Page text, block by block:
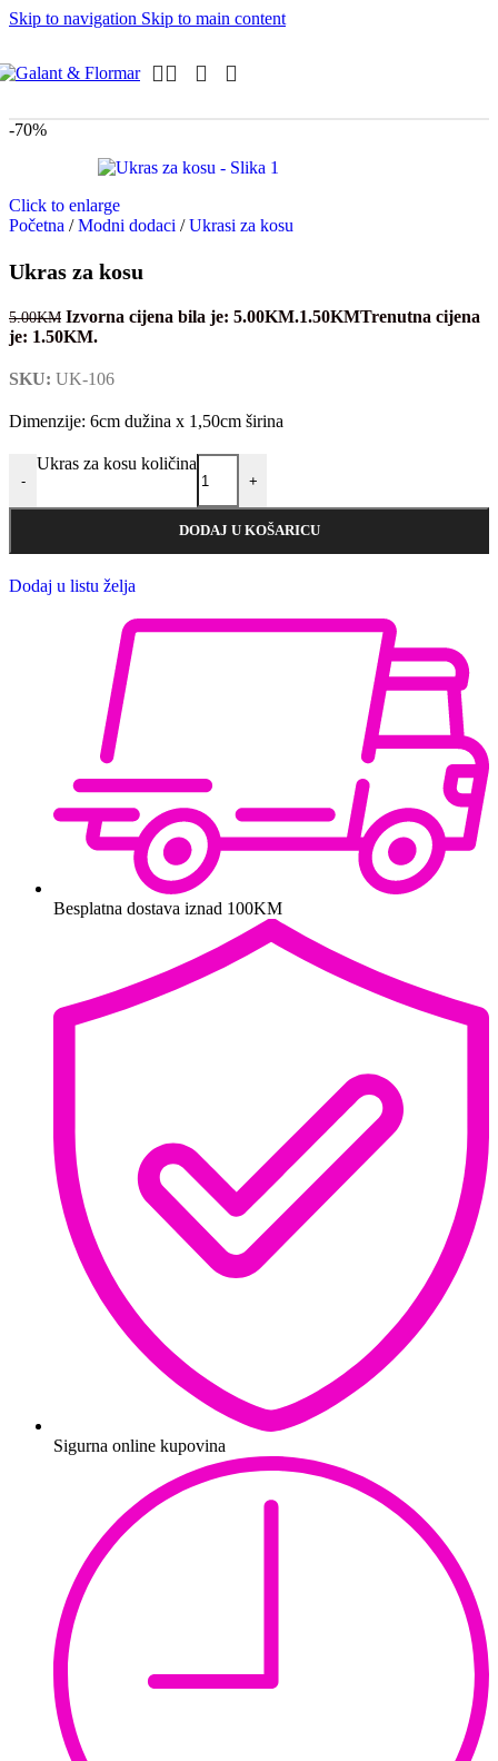
Skip to navigation Skip to main content
-70%
Click to enlarge
Početna / Modni dodaci / Ukrasi za kosu
Ukras za kosu
5.00KM Izvorna cijena bila je: 5.00KM.1.50KMTrenutna cijena
je: 1.50KM.
SKU: UK-106
Dimenzije: 6cm dužina x 1,50cm širina
-
Ukras za kosu količina
+
DODAJ U KOŠARICU
Dodaj u listu želja
Besplatna dostava iznad 100KM
Sigurna online kupovina